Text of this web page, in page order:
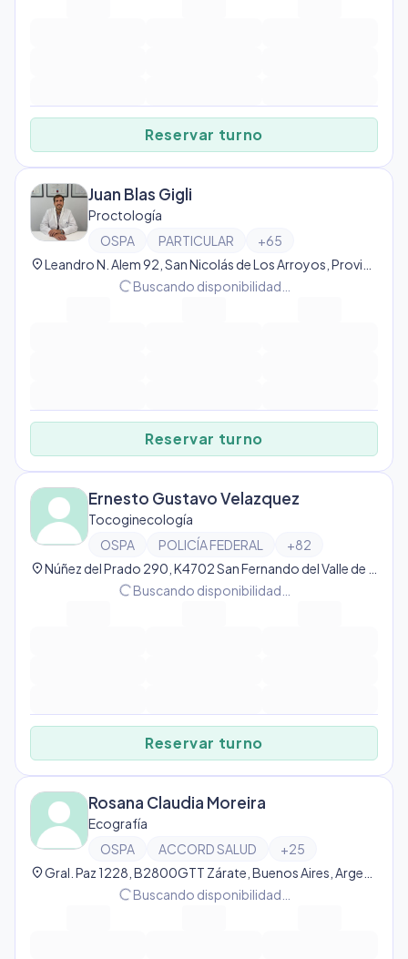
Reservar turno
Juan Blas Gigli
Proctología
OSPA
PARTICULAR +65
location_on
progress_activityBuscando disponibilidad…
Reservar turno
Ernesto Gustavo Velazquez
Tocoginecología
OSPA
POLICÍA FEDERAL +82
location_on
progress_activityBuscando disponibilidad…
Reservar turno
Rosana Claudia Moreira
Ecografía
OSPA
ACCORD SALUD +25
location_on
progress_activityBuscando disponibilidad…